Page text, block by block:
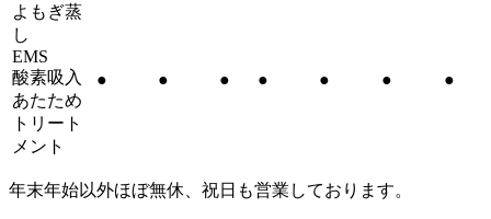
よもぎ蒸
し
EMS
酸素吸入
あたため
トリート
メント
● ● ● ● ● ● ●
年末年始以外ほぼ無休、祝日も営業しております。